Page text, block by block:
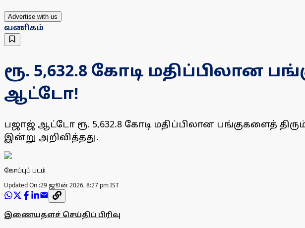
Advertise with us
வணிகம்
ரூ. 5,632.8 கோடி மதிப்பிலான
ஆட்டோ!
பஜாஜ் ஆட்டோ ரூ. 5,632.8 கோடி மதிப்பிலான பங்குகளைத்
இன்று அறிவித்தது.
கோப்புப் படம்
Updated On :29 ஜூன் 2026, 8:27 pm IST
இணையதளச் செய்திப் பிரிவு